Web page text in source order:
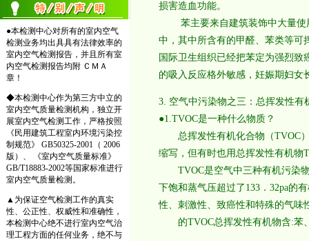
●本检测中心对所有的室内空气
检测业务均出具具有法律效率的
室内空气检测报告，并且所有室
内空气检测报告均附 ＣＭＡ
章！
◆本检测中心作为第三方中立的
室内空气质量检测机构，独立开
展室内空气检测工作，严格按照
《民用建筑工程室内环境污染控
制规范》 GB50325-2001（ 2006
版）、 《室内空气质量标准》
GB/T18883-2002等国家标准进行
室内空气质量检测。
▲为保证空气检测工作的真实
性、公正性、权威性和准确性，
本检测中心绝不进行室内空气治
理工程方面的任何业务，绝不与
损害造血功能。
苯主要来自建筑装饰中大量使用
中，其中所含有的甲醛、苯类等可
国际卫生组织已经把苯定为强烈
的吸入反应格外敏感，妊娠期妇女
3. 空气中污染物之三：总挥发性有
●1.TVOC是一种什么物质？
总挥发性有机化合物（TVOC）
缩写，但有时也用总挥发性有机物
TVOC是空气中三种有机污染物
下饱和蒸气压超过了133．32pa的
性、刺激性、致癌性和特殊的气味
的TVOC总挥发性有机物含:苯、